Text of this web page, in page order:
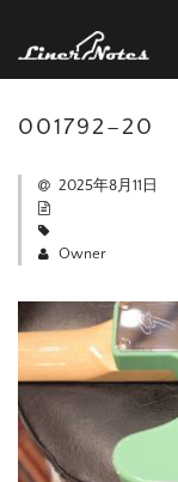
001792–20
2025年8月11日
Owner